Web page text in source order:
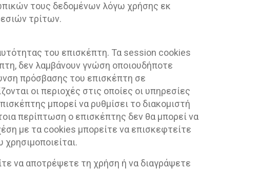
τους δεδομένων λόγω χρήσης εκ
τρίτων.
του επισκέπτη. Τα session cookies
δεν λαμβάνουν γνώση οποιουδήποτε
πρόσβασης του επισκέπτη σε
οι περιοχές στις οποίες οι υπηρεσίες
μπορεί να ρυθμίσει το διακομιστή
περίπτωση ο επισκέπτης δεν θα μπορεί να
με τα cookies μπορείτε να επισκεφτείτε
να αποτρέψετε τη χρήση ή να διαγράψετε